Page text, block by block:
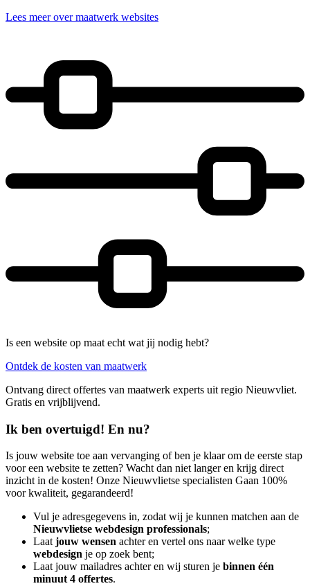
Lees meer over maatwerk websites
Is een website op maat echt wat jij nodig hebt?
Ontdek de kosten van maatwerk
Ontvang direct offertes van maatwerk experts uit regio Nieuwvliet.
Gratis en vrijblijvend.
Ik ben overtuigd! En nu?
Is jouw website toe aan vervanging of ben je klaar om de eerste stap
voor een website te zetten? Wacht dan niet langer en krijg direct
inzicht in de kosten! Onze Nieuwvlietse specialisten Gaan 100%
voor kwaliteit, gegarandeerd!
Vul je adresgegevens in, zodat wij je kunnen matchen aan de
Nieuwvlietse webdesign professionals;
Laat jouw wensen achter en vertel ons naar welke type
webdesign je op zoek bent;
Laat jouw mailadres achter en wij sturen je binnen één
minuut 4 offertes.